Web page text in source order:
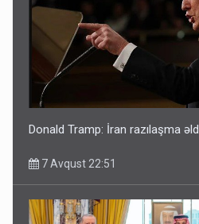
Donald Tramp: İran razılaşma
7 Avqust 22:51